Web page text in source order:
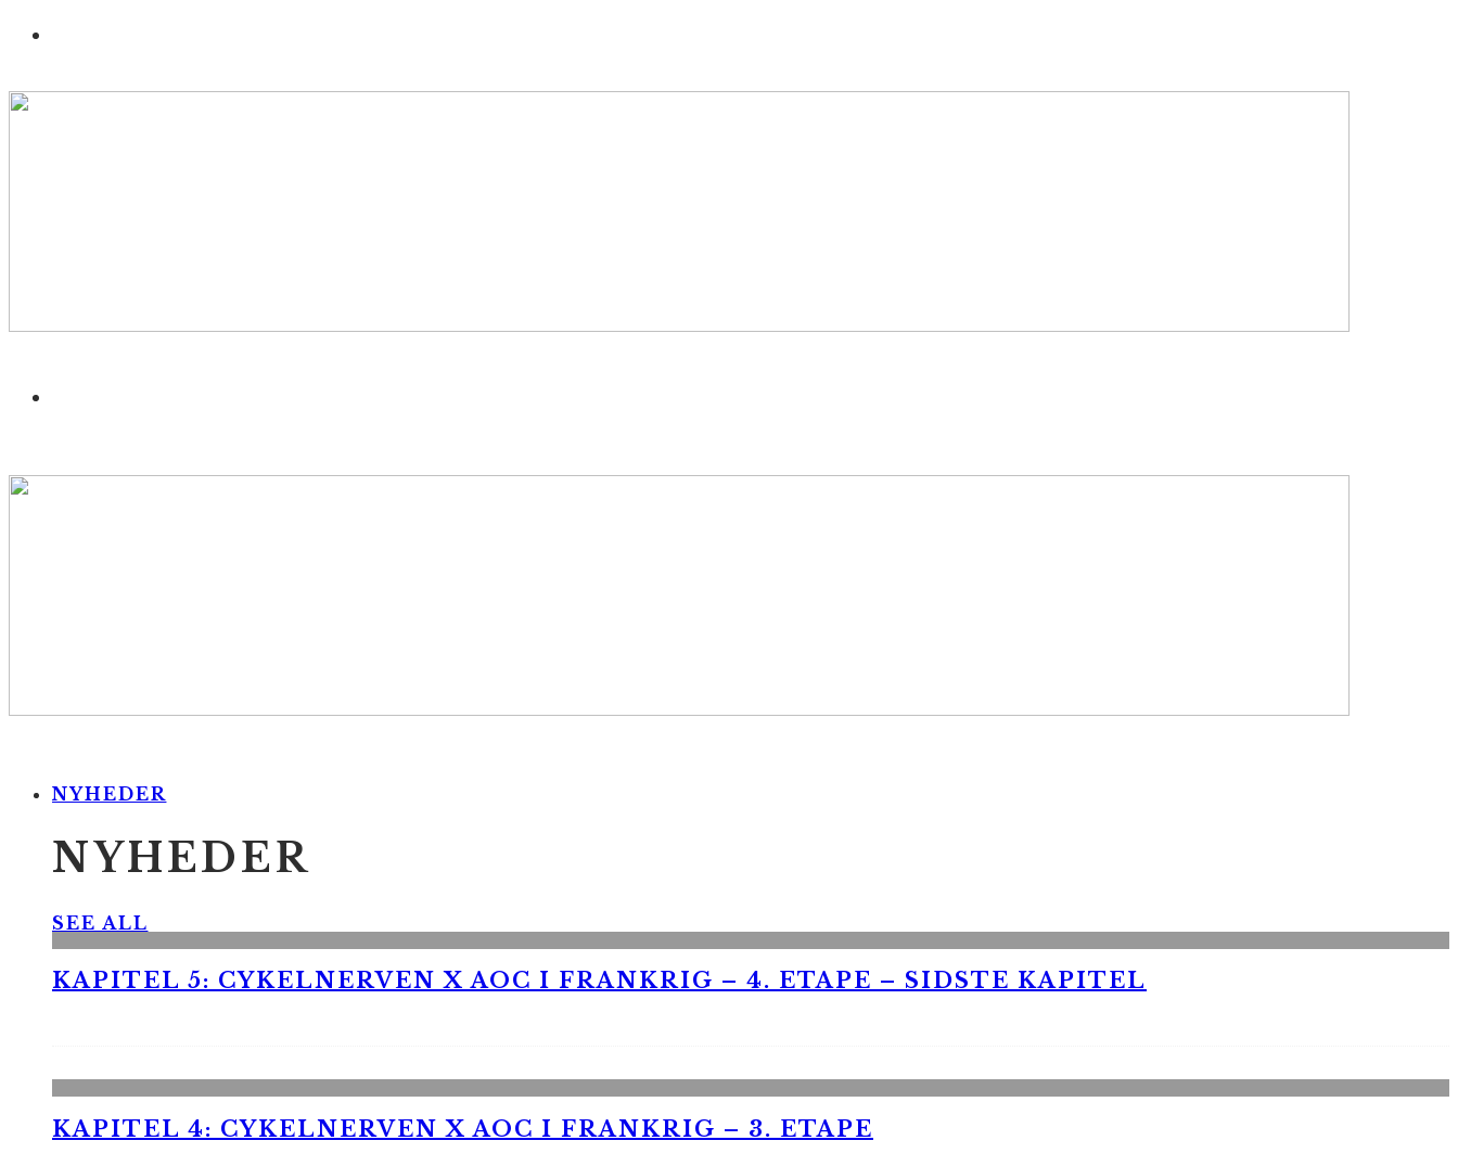
NYHEDER
NYHEDER
SEE ALL
KAPITEL 5: CYKELNERVEN X AOC I FRANKRIG – 4. ETAPE – SIDSTE KAPITEL
KAPITEL 4: CYKELNERVEN X AOC I FRANKRIG – 3. ETAPE